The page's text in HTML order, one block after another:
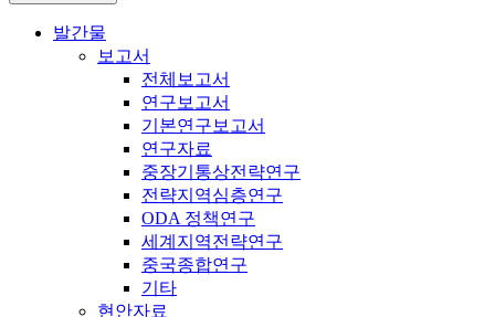
발간물
보고서
전체보고서
연구보고서
기본연구보고서
연구자료
중장기통상전략연구
전략지역심층연구
ODA 정책연구
세계지역전략연구
중국종합연구
기타
현안자료